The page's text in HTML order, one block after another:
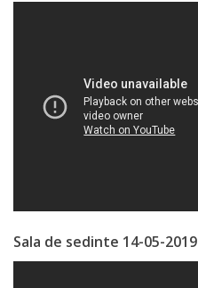
Viceprimarii
Publicul,
Sala de sedinte 14-05-2019